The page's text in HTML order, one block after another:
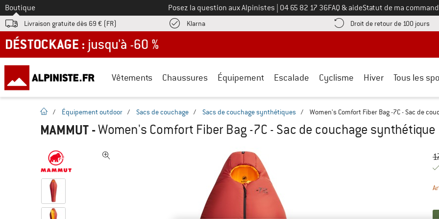
Vers le
Boutique Posez la question aux Alpinistes Appelez-nous au
04 65 82 17 36FAQ & aideStatut de ma
Livraison gratuite dès 69 € (FR) KlarnaTrouve les informations de paiement ici ! Ouvre une boîte d'information
Droit de retour de 100 jours
DÉSTOCKAGE : jusqu'à -60 %
Vêtements Chaussures Équipement Escalade Cyclisme Hiver Tous les
Page d'accueil
/ Équipement outdoor / Sacs de couchage / Sacs de couchage synthétiques / Women's Comfort Fiber Bag -7C - Sac de
MAMMUT -Women's Comfort Fiber Bag -7C - Sac de couchage synthétique